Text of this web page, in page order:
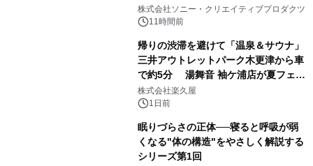
ラボレーション サウナイキタイコラ
ボグッズも発売決定！
株式会社ソニー・クリエイティブプロダクツ
11時間前
帰りの渋滞を避けて「温泉＆サウナ」
三井アウトレットパーク木更津から車
で約5分 湯舞音 袖ケ浦店が夏フェア
メニューを提供
株式会社楽久屋
1日前
眠りづらさの正体──寝ると呼吸が弱
くなる"体の構造"をやさしく解説する
シリーズ第1回